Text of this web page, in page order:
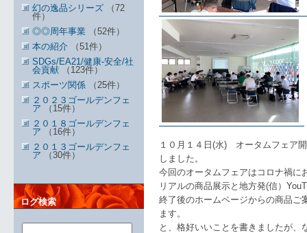
１０月１４日(水) オータムフェア
しました。
今回のオータムフェアはコロナ禍に
リアルの商品展示と地方発(信）
終了後のホームページからの商品ご
ます。
と、格好いいことを書きましたが
幻の逸品シリーズ （72
件）
◎◎周年事業 （52件）
本の紹介 （51件）
SDGs/EA21/健康-安全/社
会貢献 （123件）
スポーツ関係 （25件）
２０２３ゴールデンフェ
ア （15件）
２０１８ゴールデンフェ
ア （16件）
２０１３ゴールデンフェ
ア （30件）
ログ検索